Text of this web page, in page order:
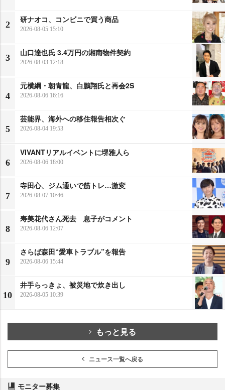
2
研ナオコ、コンビニで買う商品
2026-08-05 15:10
3
山口達也氏 3.4万円の湘南物件契約
2026-08-03 12:18
4
元横綱・朝青龍、白鵬翔氏と再会2S
2026-08-06 16:16
5
芸能界、海外への移住報告相次ぐ
2026-08-04 19:53
6
VIVANTリアルイベントに堺雅人ら
2026-08-06 18:00
7
寺田心、ジム通いで筋トレ…激変
2026-08-07 10:46
8
寿美花代さん死去 息子がコメント
2026-08-06 12:07
9
さらば森田“愛車トラブル”を報告
2026-08-06 15:44
10
井手らっきょ、被災地で炊き出し
2026-08-05 10:39
もっと見る
ニュース一覧へ戻る
モニター募集